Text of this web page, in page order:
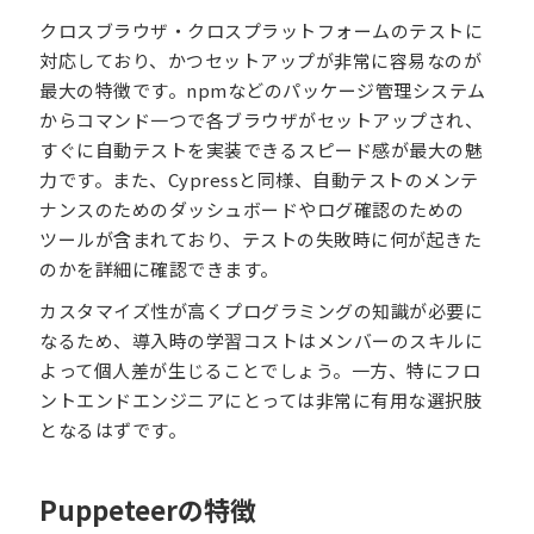
クロスブラウザ・クロスプラットフォームのテストに
対応しており、かつセットアップが非常に容易なのが
最大の特徴です。npmなどのパッケージ管理システム
からコマンド一つで各ブラウザがセットアップされ、
すぐに自動テストを実装できるスピード感が最大の魅
力です。また、Cypressと同様、自動テストのメンテ
ナンスのためのダッシュボードやログ確認のための
ツールが含まれており、テストの失敗時に何が起きた
のかを詳細に確認できます。
カスタマイズ性が高くプログラミングの知識が必要に
なるため、導入時の学習コストはメンバーのスキルに
よって個人差が生じることでしょう。一方、特にフロ
ントエンドエンジニアにとっては非常に有用な選択肢
となるはずです。
Puppeteerの特徴